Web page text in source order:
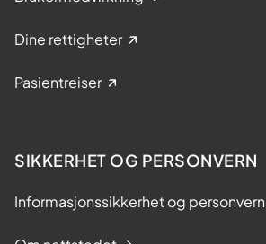
Dine rettigheter
Pasientreiser
SIKKERHET OG PERSONVERN
Informasjonssikkerhet og personvern